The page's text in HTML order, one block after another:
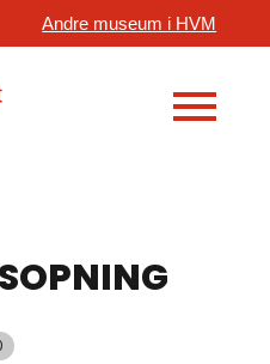
Andre museum i HVM